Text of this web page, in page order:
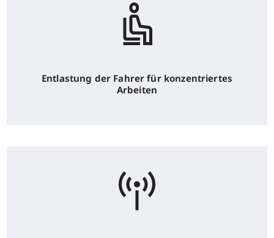
Entlastung der Fahrer für konzentriertes
Arbeiten